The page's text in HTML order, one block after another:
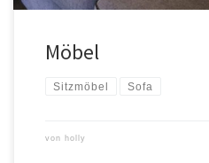
Möbel
Sitzmöbel Sofa
von holly